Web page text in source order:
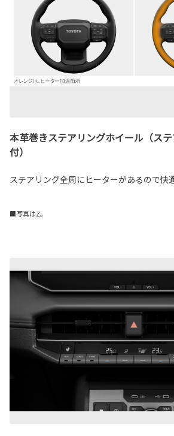
本革巻きステアリングホイール（ス
付）
ステアリング全周にヒーターがあるので快適
■写真はZ。